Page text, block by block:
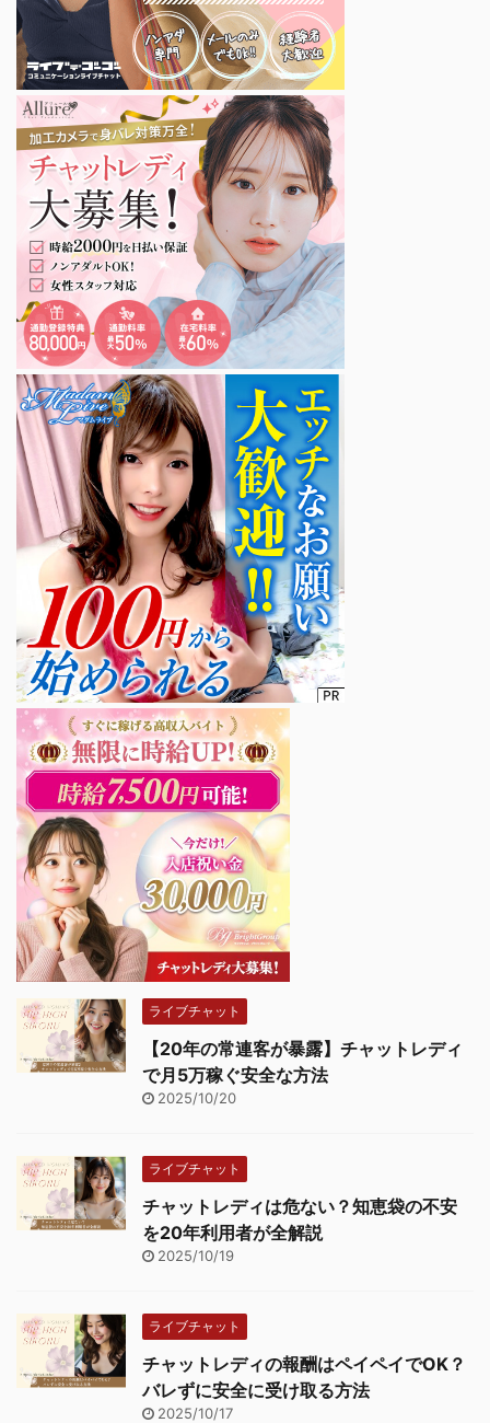
ライブチャット
【20年の常連客が暴露】チャットレディ
で月5万稼ぐ安全な方法
2025/10/20
ライブチャット
チャットレディは危ない？知恵袋の不安
を20年利用者が全解説
2025/10/19
ライブチャット
チャットレディの報酬はペイペイでOK？
バレずに安全に受け取る方法
2025/10/17